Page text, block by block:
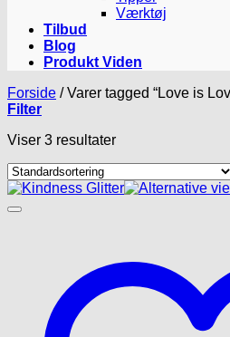
Værktøj
Tilbud
Blog
Produkt Viden
Forside /Varer tagged “Love is
Filter
Viser 3 resultater